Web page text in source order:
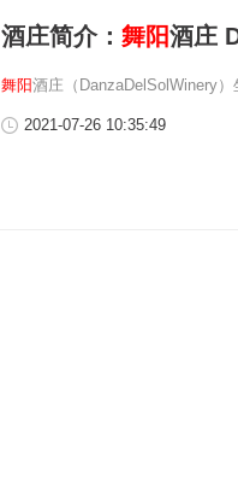
酒庄简介： 舞阳酒庄
舞阳酒庄（DanzaDelSolWinery
2021-07-26 10:35:49